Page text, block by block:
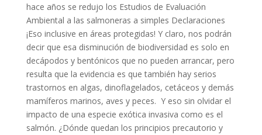
hace años se redujo los Estudios de Evaluación
Ambiental a las salmoneras a simples Declaraciones
¡Eso inclusive en áreas protegidas! Y claro, nos podrán
decir que esa disminución de biodiversidad es solo en
decápodos y bentónicos que no pueden arrancar, pero
resulta que la evidencia es que también hay serios
trastornos en algas, dinoflagelados, cetáceos y demás
mamíferos marinos, aves y peces. Y eso sin olvidar el
impacto de una especie exótica invasiva como es el
salmón. ¿Dónde quedan los principios precautorio y